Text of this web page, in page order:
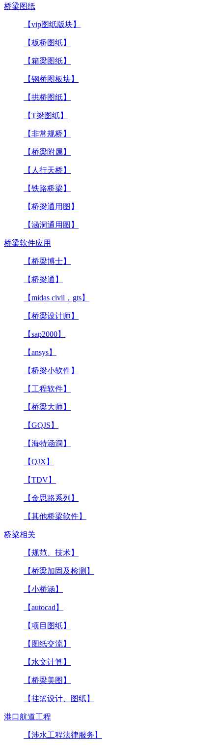
桥梁图纸
【vip图纸版块】
【板桥图纸】
【箱梁图纸】
【钢桥图板块】
【拱桥图纸】
【T梁图纸】
【非常规桥】
【桥梁附属】
【人行天桥】
【铁路桥梁】
【桥梁通用图】
【涵洞通用图】
桥梁软件应用
【桥梁博士】
【桥梁通】
【midas civil，gts】
【桥梁设计师】
【sap2000】
【ansys】
【桥梁小软件】
【工程软件】
【桥梁大师】
【GQJS】
【海特涵洞】
【QJX】
【TDV】
【金思路系列】
【其他桥梁软件】
桥梁相关
【规范、技术】
【桥梁加固及检测】
【小桥涵】
【autocad】
【项目图纸】
【图纸交流】
【水文计算】
【桥梁美图】
【挂篮设计、图纸】
港口航道工程
【涉水工程法律服务】